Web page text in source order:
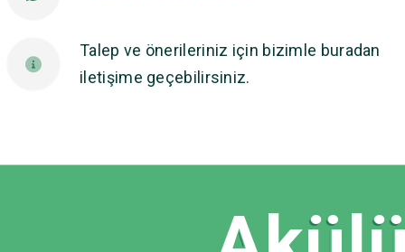
Talep ve önerileriniz için bizimle buradan
iletişime geçebilirsiniz.